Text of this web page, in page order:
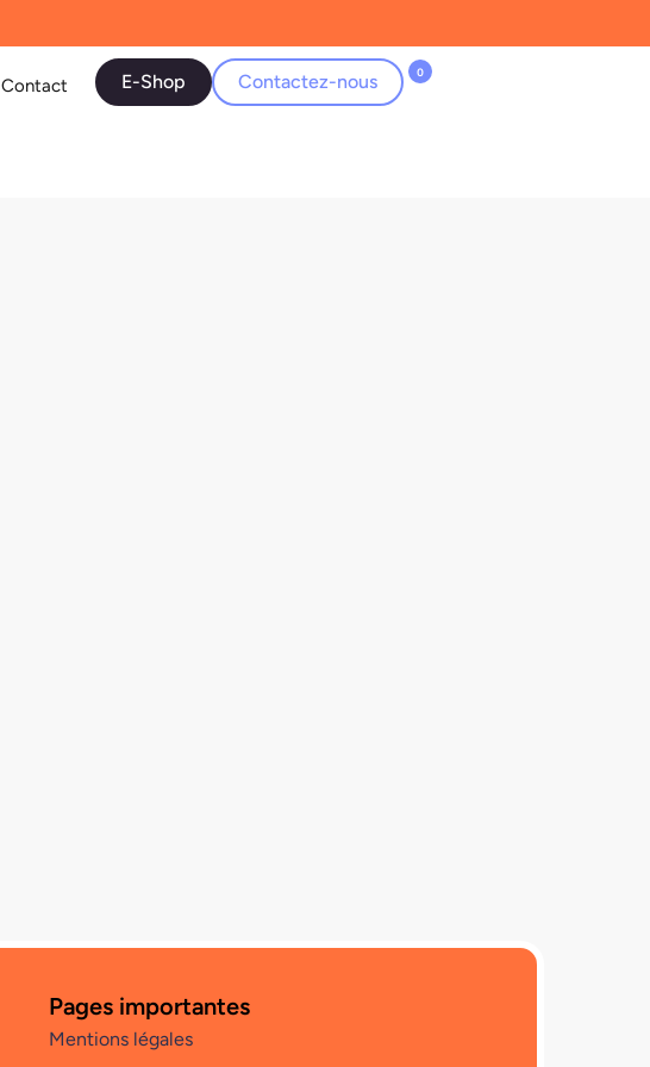
Contact E-Shop Contactez-nous 0
Pages importantes
Mentions légales